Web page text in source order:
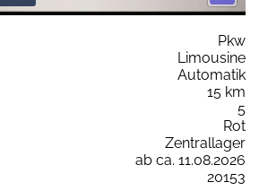
Pkw
Limousine
Automatik
15 km
5
Rot
Zentrallager
ab ca. 11.08.2026
20153